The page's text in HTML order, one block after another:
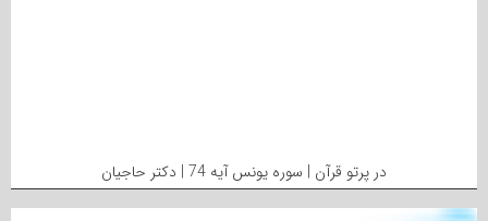
در پرتو قرآن | سوره یونس آیه 74 | دکتر حاجیان